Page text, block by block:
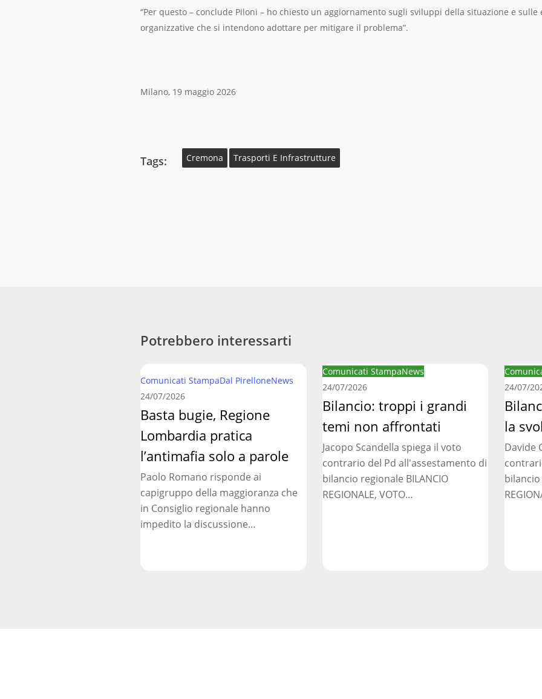
“Per questo – conclude Piloni – ho chiesto un aggiornamento sugli sviluppi della situazione e
organizzative che si intendono adottare per mitigare il problema”.
Milano, 19 maggio 2026
Tags: Cremona Trasporti E Infrastrutture
Potrebbero interessarti
Comunicati StampaDal PirelloneNews
bugie,
Regione
Lombardia
pratica
l’antimafia
solo
a
parole
24/07/2026
Basta bugie, Regione
Lombardia pratica
l’antimafia solo a parole
Paolo Romano risponde ai
capigruppo della maggioranza che
in Consiglio regionale hanno
impedito la discussione…
Comunicati StampaNews
Bilancio:
troppi
i
temi
non
affrontati
24/07/2026
Bilancio: troppi i grandi
temi non affrontati
Jacopo Scandella spiega il voto
contrario del Pd all'assestamento di
bilancio regionale BILANCIO
REGIONALE, VOTO…
Bilancio
manca
svolta
24/07/
la
Davide
bilancio